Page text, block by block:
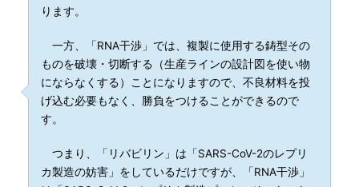
ります。
一方、「RNA干渉」では、複製に使用する鋳型その
ものを破壊・切断する（生産ラインの設計図を使い物
にならなくする）ことになりますので、不良材料を投
げ込む必要もなく、勝負をつけることができるので
す。
つまり、「リバビリン」は「SARS-CoV-2のレプリ
カ製造の妨害」をしているだけですが、「RNA干渉」